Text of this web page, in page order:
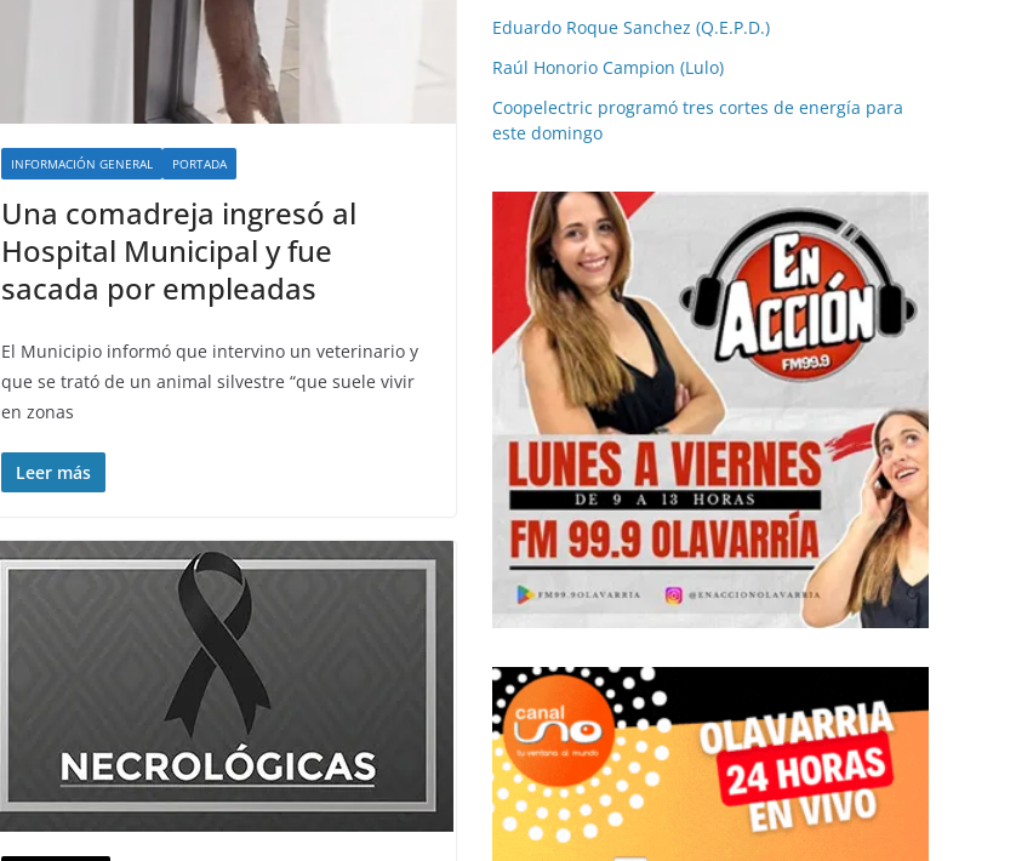
INFORMACIÓN GENERAL PORTADA
Una comadreja ingresó al
Hospital Municipal y fue
sacada por empleadas
El Municipio informó que intervino un veterinario y
que se trató de un animal silvestre “que suele vivir
en zonas
Leer más
Eduardo Roque Sanchez (Q.E.P.D.)
Raúl Honorio Campion (Lulo)
Coopelectric programó tres cortes de energía para
este domingo